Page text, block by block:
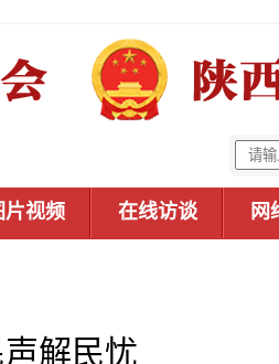
片视频 在线访谈 网
解民忧